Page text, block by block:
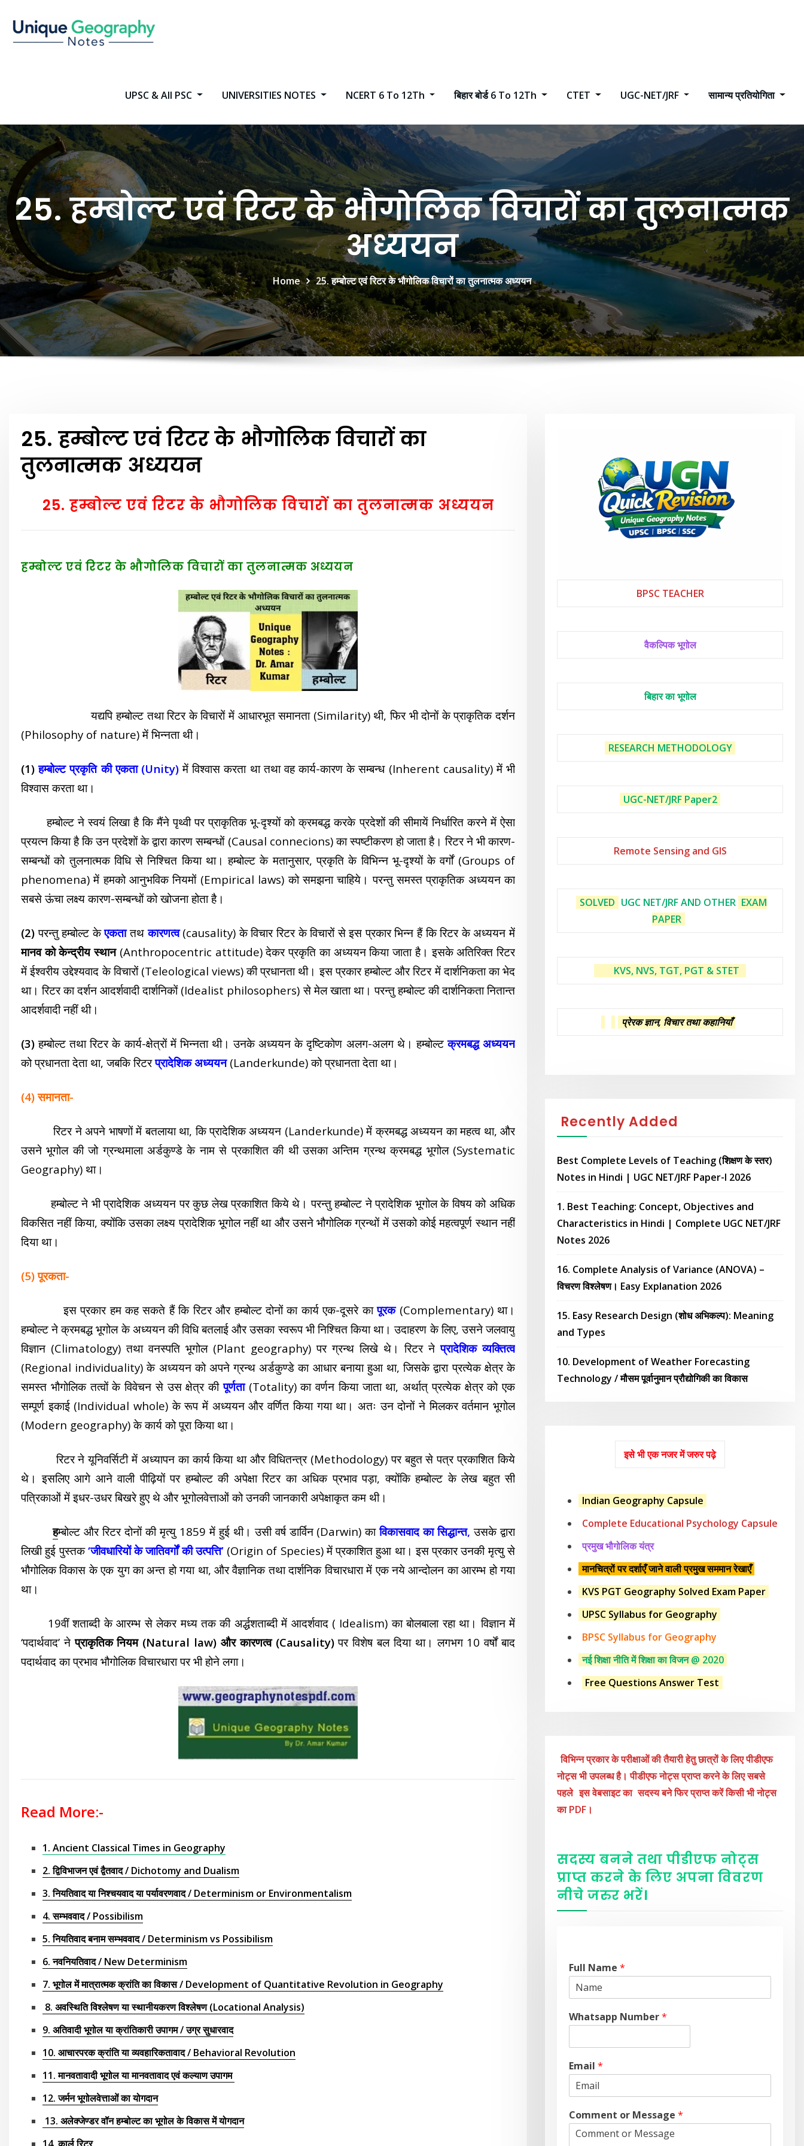
content
UPSC & All PSC UNIVERSITIES NOTES NCERT 6 To 12Th बिहार बोर्ड 6 To 12Th CTET UGC-NET/JRF सामान्य प्रतियोगिता
25. हम्बोल्ट एवं रिटर के भौगोलिक विचारों का तुलनात्मक
अध्ययन
Home 25. हम्बोल्ट एवं रिटर के भौगोलिक विचारों का तुलनात्मक अध्ययन
25. हम्बोल्ट एवं रिटर के भौगोलिक विचारों का
तुलनात्मक अध्ययन
25. हम्बोल्ट एवं रिटर के भौगोलिक विचारों का तुलनात्मक अध्ययन
हम्बोल्ट एवं रिटर के भौगोलिक विचारों का तुलनात्मक अध्ययन
यद्यपि हम्बोल्ट तथा रिटर के विचारों में आधारभूत समानता (Similarity) थी, फिर भी दोनों के प्राकृतिक दर्शन
(Philosophy of nature) में भिन्नता थी।
(1) हम्बोल्ट प्रकृति की एकता (Unity)में विश्वास करता था तथा वह कार्य-कारण के सम्बन्ध (Inherent causality) में भी
विश्वास करता था।
हम्बोल्ट ने स्वयं लिखा है कि मैंने पृथ्वी पर प्राकृतिक भू-दृश्यों को क्रमबद्ध करके प्रदेशों की सीमायें निर्धारित करने में ऐसा
प्रयत्न किया है कि उन प्रदेशों के द्वारा कारण सम्बन्धों (Causal connecions) का स्पष्टीकरण हो जाता है। रिटर ने भी कारण-
सम्बन्धों को तुलनात्मक विधि से निश्चित किया था। हम्बोल्ट के मतानुसार, प्रकृति के विभिन्न भू-दृश्यों केवर्गों (Groups of
phenomena) में हमको आनुभविक नियमों (Empirical laws) को समझना चाहिये। परन्तु समस्त प्राकृतिक अध्ययन का
सबसे ऊंचा लक्ष्य कारण-सम्बन्धों को खोजना होता है।
(2) परन्तु हम्बोल्ट केएकतातथकारणत्व (causality) के विचार रिटर के विचारों से इस प्रकार भिन्न हैं कि रिटर के अध्ययन में
मानव को केन्द्रीय स्थान(Anthropocentric attitude) देकर प्रकृति का अध्ययन किया जाता है। इसके अतिरिक्त रिटर
में ईश्वरीय उद्देश्यवाद के विचारों (Teleological views) की प्रधानता थी। इस प्रकार हम्बोल्ट और रिटर में दार्शनिकता का भेद
था। रिटर का दर्शन आदर्शवादी दार्शनिकों (Idealist philosophers) से मेल खाता था। परन्तु हम्बोल्ट की दार्शनिकता नितान्त
आदर्शवादी नहीं थी।
(3) हम्बोल्ट तथा रिटर के कार्य-क्षेत्रों में भिन्नता थी। उनके अध्ययन के दृष्टिकोण अलग-अलग थे। हम्बोल्टक्रमबद्ध अध्ययन
को प्रधानता देता था, जबकिरिटरप्रादेशिक अध्ययन(Landerkunde) को प्रधानता देता था।
(4) समानता-
रिटर ने अपने भाषणों में बतलाया था, कि प्रादेशिक अध्ययन (Landerkunde) में क्रमबद्ध अध्ययन का महत्व था, और
उसने भूगोल की जो ग्रन्थमाला अर्डकुण्डे के नाम से प्रकाशित की थी उसका अन्तिम ग्रन्थ क्रमबद्ध भूगोल (Systematic
Geography) था।
हम्बोल्ट ने भी प्रादेशिक अध्ययन पर कुछ लेख प्रकाशित किये थे। परन्तु हम्बोल्ट ने प्रादेशिक भूगोल के विषय को अधिक
विकसित नहीं किया, क्योंकि उसका लक्ष्य प्रादेशिक भूगोल नहीं था और उसने भौगोलिक ग्रन्थों में उसको कोई महत्वपूर्ण स्थान नहीं
दिया था।
(5) पूरकता-
इस प्रकार हम कह सकते हैं कि रिटर और हम्बोल्ट दोनों का कार्य एक-दूसरे कापूरक(Complementary) था।
हम्बोल्ट ने क्रमबद्ध भूगोल के अध्ययन की विधि बतलाई और उसका स्वरूप भी निश्चित किया था। उदाहरण के लिए, उसने जलवायु
विज्ञान (Climatology) तथा वनस्पति भूगोल (Plant geography) पर ग्रन्थ लिखे थे। रिटर ने प्रादेशिक व्यक्तित्व
(Regional individuality) के अध्ययन को अपने ग्रन्थ अर्डकुण्डे का आधार बनाया हुआ था, जिसके द्वारा प्रत्येक क्षेत्र के
समस्त भौगोलिक तत्वों के विवेचन से उस क्षेत्र कीपूर्णता (Totality) का वर्णन किया जाता था, अर्थात् प्रत्येक क्षेत्र को एक
सम्पूर्ण इकाई (Individual whole) के रूप में अध्ययन और वर्णित किया गया था। अतः उन दोनों ने मिलकर वर्तमान भूगोल
(Modern geography) के कार्य को पूरा किया था।
रिटर ने यूनिवर्सिटी में अध्यापन का कार्य किया था और विधितन्त्र (Methodology) पर बहुत से पत्र प्रकाशित किये
थे। इसलिए आगे आने वाली पीढ़ियों पर हम्बोल्ट की अपेक्षा रिटर का अधिक प्रभाव पड़ा, क्योंकि हम्बोल्ट के लेख बहुत सी
पत्रिकाओं में इधर-उधर बिखरे हुए थे और भूगोलवेत्ताओं को उनकी जानकारी अपेक्षाकृत कम थी।
हम्बोल्ट और रिटर दोनों की मृत्यु 1859 में हुई थी। उसी वर्ष डार्विन (Darwin) काविकासवाद का सिद्धान्त, उसके द्वारा
लिखी हुई पुस्तक‘जीवधारियों के जातिवर्गों की उत्पत्ति’(Origin of Species) में प्रकाशित हुआ था। इस प्रकार उनकी मृत्यु से
भौगोलिक विकास के एक युग का अन्त हो गया था, और वैज्ञानिक तथा दार्शनिक विचारधारा में एक नये आन्दोलन का आरम्भ हो गया
था।
19वीं शताब्दी के आरम्भ से लेकर मध्य तक की अर्द्धशताब्दी में आदर्शवाद ( Idealism) का बोलबाला रहा था। विज्ञान में
‘पदार्थवाद’ नेप्राकृतिक नियम (Natural law) और कारणत्व (Causality)पर विशेष बल दिया था। लगभग 10 वर्षों बाद
पदार्थवाद का प्रभाव भौगोलिक विचारधारा पर भी होने लगा।
Read More:-
1. Ancient Classical Times in Geography
2. द्विविभाजन एवं द्वैतवाद / Dichotomy and Dualism
3. नियतिवाद या निश्चयवाद या पर्यावरणवाद / Determinism or Environmentalism
4. सम्भववाद / Possibilism
5. नियतिवाद बनाम सम्भववाद / Determinism vs Possibilism
6. नवनियतिवाद / New Determinism
7. भूगोल में मात्रात्मक क्रांति का विकास / Development of Quantitative Revolution in Geography
8. अवस्थिति विश्लेषण या स्थानीयकरण विश्लेषण (Locational Analysis)
9. अतिवादी भूगोल या क्रांतिकारी उपागम / उग्र सुधारवाद
10. आचारपरक क्रांति या व्यवहारिकतावाद / Behavioral Revolution
11. मानवतावादी भूगोल या मानवतावाद एवं कल्याण उपागम
12. जर्मन भूगोलवेत्ताओं का योगदान
13. अलेक्जेण्डर वॉन हम्बोल्ट का भूगोल के विकास में योगदान
BPSC TEACHER
वैकल्पिक भूगोल
बिहार का भूगोल
RESEARCH METHODOLOGY
UGC-NET/JRF Paper2
Remote Sensing and GIS
SOLVED UGC NET/JRF AND OTHER EXAM
PAPER
KVS, NVS, TGT, PGT & STET
प्रेरक ज्ञान, विचार तथा कहानियाँ
Recently Added
Best Complete Levels of Teaching (शिक्षण के स्तर)
Notes in Hindi | UGC NET/JRF Paper-I 2026
1. Best Teaching: Concept, Objectives and
Characteristics in Hindi | Complete UGC NET/JRF
Notes 2026
16. Complete Analysis of Variance (ANOVA) –
विचरण विश्लेषण। Easy Explanation 2026
15. Easy Research Design (शोध अभिकल्प): Meaning
and Types
10. Development of Weather Forecasting
Technology / मौसम पूर्वानुमान प्रौद्योगिकी का विकास
इसे भी एक नजर में जरुर पढ़े
Indian Geography Capsule
Complete Educational Psychology Capsule
प्रमुख भौगोलिक यंत्र
मानचित्रों पर दर्शाएँ जाने वाली प्रमुख सममान रेखाएँ
KVS PGT Geography Solved Exam Paper
UPSC Syllabus for Geography
BPSC Syllabus for Geography
नई शिक्षा नीति में शिक्षा का विजन @ 2020
Free Questions Answer Test
विभिन्न प्रकार के परीक्षाओं की तैयारी हेतु छात्रों के लिए पीडीएफ
नोट्स भी उपलब्ध है। पीडीएफ नोट्स प्राप्त करने के लिए सबसे
पहले इस वेबसाइट का सदस्य बने फिर प्राप्त करें किसी भी नोट्स
का PDF।
सदस्य बनने तथा पीडीएफ नोट्स
प्राप्त करने के लिए अपना विवरण
नीचे जरुर भरें।
Full Name *
Whatsapp Number*
Email *
Comment or Message *